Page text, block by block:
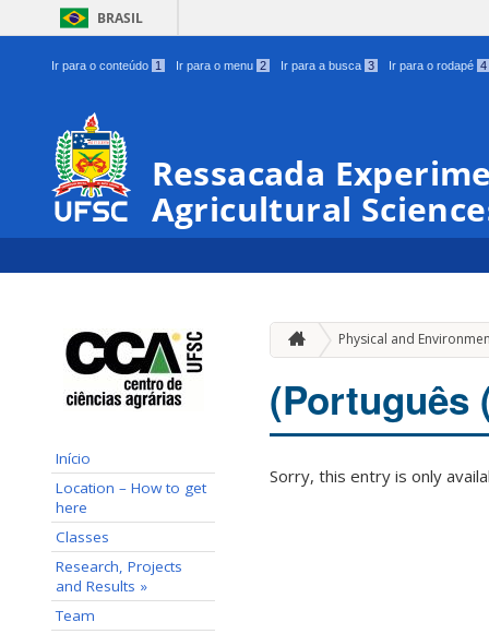
BRASIL
Ir para o conteúdo 1 Ir para o menu 2 Ir para a busca 3 Ir para o rodapé 4
Ressacada
Agricultural
Início
Location – How to get
here
Classes
Research, Projects
and Results »
Team
Physical and
(Português
Sorry, this entry is only